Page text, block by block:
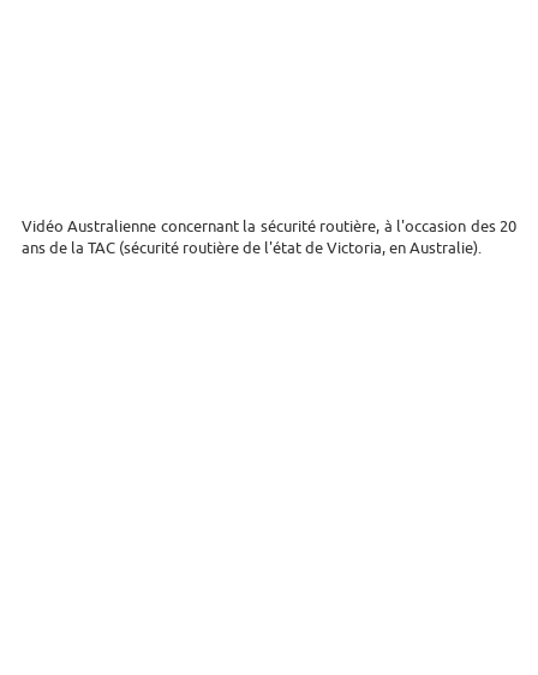
Vidéo Australienne concernant la sécurité routière, à l'occasion des 20
ans de la TAC (sécurité routière de l'état de Victoria, en Australie).